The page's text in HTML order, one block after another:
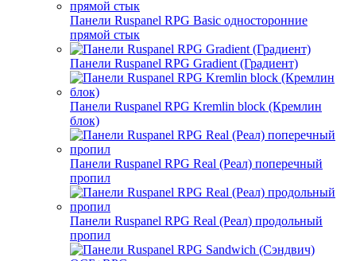
Панели Ruspanel RPG Basic односторонние
прямой стык
Панели Ruspanel RPG Gradient (Градиент)
Панели Ruspanel RPG Kremlin block (Кремлин
блок)
Панели Ruspanel RPG Real (Реал) поперечный
пропил
Панели Ruspanel RPG Real (Реал) продольный
пропил